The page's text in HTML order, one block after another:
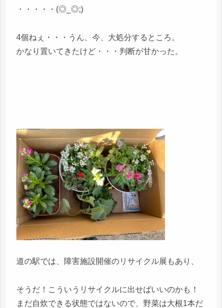
・・・・・(◎_◎;)
4個ねぇ・・・うん、今、大処分するところ。
かなり置いてきたけど・・・判断が甘かった。
道の駅では、障害施設開催のリサイクル展もあり、
そうだ！こういうリサイクルに出せばいいのかも！
まだ自炊できる状態ではないので、野菜は大根1本だ